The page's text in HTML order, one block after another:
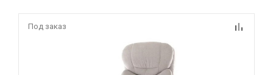
Под заказ